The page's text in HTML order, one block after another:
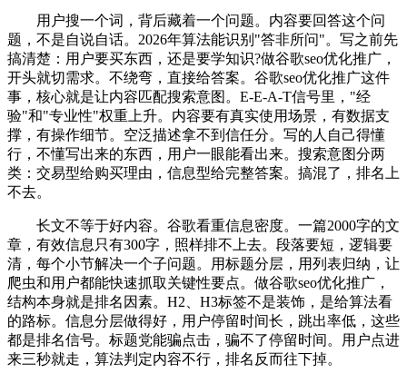
用户搜一个词，背后藏着一个问题。内容要回答这个问
题，不是自说自话。2026年算法能识别"答非所问"。写之前先
搞清楚：用户要买东西，还是要学知识?做谷歌seo优化推广，
开头就切需求。不绕弯，直接给答案。谷歌seo优化推广这件
事，核心就是让内容匹配搜索意图。E-E-A-T信号里，"经
验"和"专业性"权重上升。内容要有真实使用场景，有数据支
撑，有操作细节。空泛描述拿不到信任分。写的人自己得懂
行，不懂写出来的东西，用户一眼能看出来。搜索意图分两
类：交易型给购买理由，信息型给完整答案。搞混了，排名上
不去。
长文不等于好内容。谷歌看重信息密度。一篇2000字的文
章，有效信息只有300字，照样排不上去。段落要短，逻辑要
清，每个小节解决一个子问题。用标题分层，用列表归纳，让
爬虫和用户都能快速抓取关键性要点。做谷歌seo优化推广，
结构本身就是排名因素。H2、H3标签不是装饰，是给算法看
的路标。信息分层做得好，用户停留时间长，跳出率低，这些
都是排名信号。标题党能骗点击，骗不了停留时间。用户点进
来三秒就走，算法判定内容不行，排名反而往下掉。